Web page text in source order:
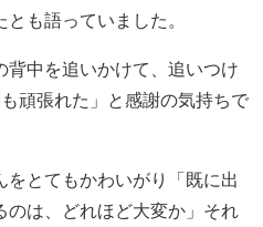
も語っていました。
背中を追いかけて、追いつけ
頑張れた」と感謝の気持ちで
をとてもかわいがり「既に出
は、どれほど大変か」それ